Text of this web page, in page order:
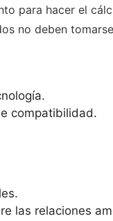
para hacer el
no deben
compatibilidad.
las relaciones